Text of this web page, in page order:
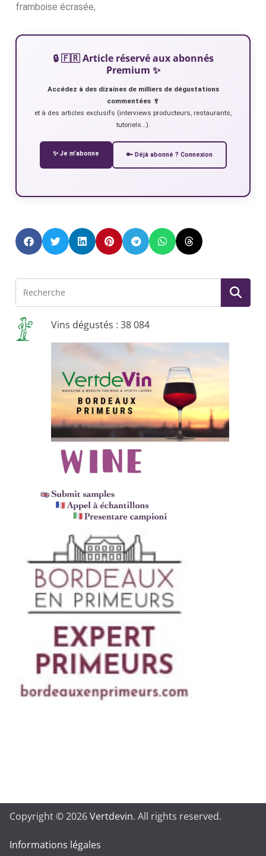
framboise écrasée,
🔒 🇫🇷 Article réservé aux abonnés
Premium ✨
Accédez à des dizaines de milliers de dégustations
commentées 🍷
et à des articles exclusifs (interviews producteurs, restaurants,
tutoriels…).
✨ Je m’abonne 🔑 Déjà abonné ? Connexion
Vins dégustés : 38 084
Copyright © 2026Vertdevin. All rights reserved.
Informations légales